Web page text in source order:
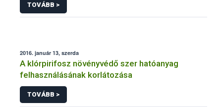
TOVÁBB >
2016. január 13, szerda
A klórpirifosz növényvédő szer hatóanyag
felhasználásának korlátozása
TOVÁBB >